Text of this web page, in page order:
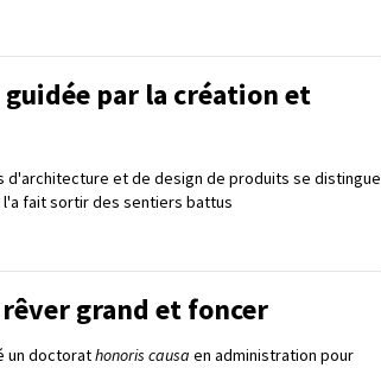
par la création et
d'architecture et de design de produits se distingue
l'a fait sortir des sentiers battus
grand et foncer
un doctorathonoris causa en administration pour